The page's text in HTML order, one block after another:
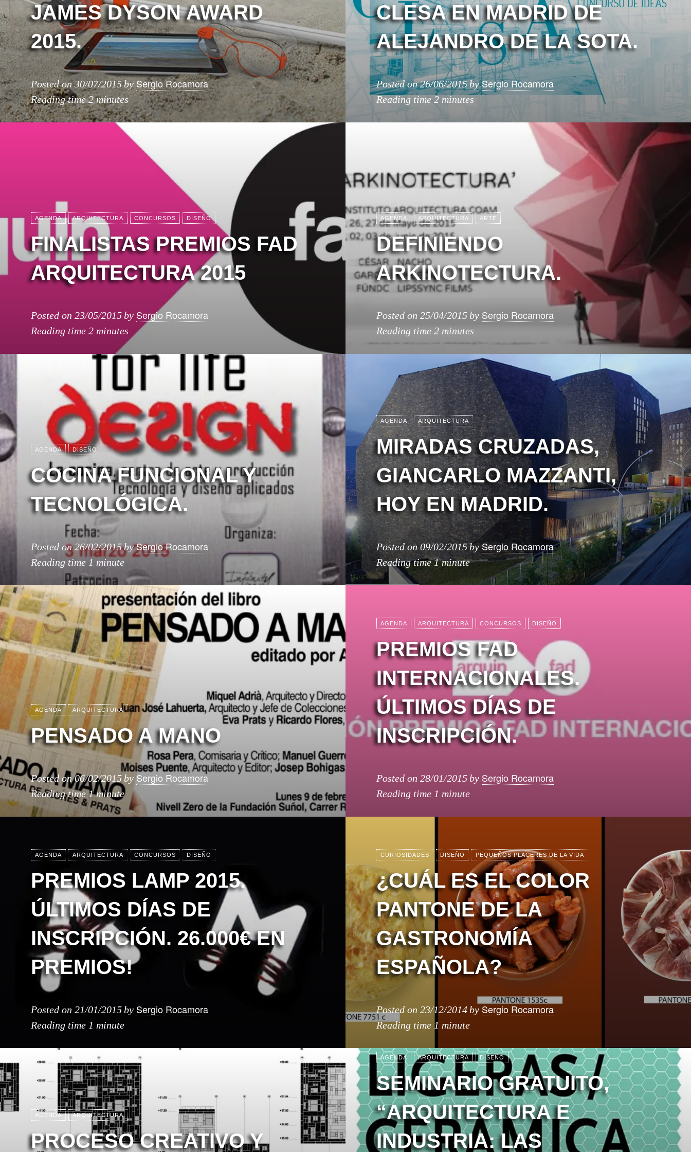
JAMES DYSON AWARD
2015.
Posted on30/07/2015 bySergio Rocamora
Reading time2 minutes
CLESA EN MADRID DE
ALEJANDRO DE LA SOTA.
Posted on26/06/2015 bySergio Rocamora
Reading time 2 minutes
AGENDA ARQUITECTURA CONCURSOS DISEÑO
FINALISTAS PREMIOS FAD
ARQUITECTURA 2015
Posted on 23/05/2015by Sergio Rocamora
Reading time 2 minutes
AGENDA ARQUITECTURA ARTE
DEFINIENDO
ARKINOTECTURA.
Posted on 25/04/2015 by Sergio Rocamora
Reading time 2 minutes
AGENDA DISEÑO
COCINA FUNCIONAL Y
TECNOLÓGICA.
Posted on26/02/2015bySergio Rocamora
Reading time 1 minute
AGENDA ARQUITECTURA
MIRADAS CRUZADAS,
GIANCARLO MAZZANTI,
HOY EN MADRID.
Posted on 09/02/2015bySergio Rocamora
Reading time1 minute
AGENDA ARQUITECTURA
PENSADO A MANO
Posted on06/02/2015 by Sergio Rocamora
Reading time1 minute
AGENDA ARQUITECTURA CONCURSOS DISEÑO
PREMIOS FAD
INTERNACIONALES.
ÚLTIMOS DÍAS DE
INSCRIPCIÓN.
Posted on 28/01/2015 by Sergio Rocamora
Reading time 1 minute
AGENDA ARQUITECTURA CONCURSOS DISEÑO
PREMIOS LAMP 2015.
ÚLTIMOS DÍAS DE
INSCRIPCIÓN. 26.000€ EN
PREMIOS!
Posted on 21/01/2015by Sergio Rocamora
Reading time 1 minute
CURIOSIDADES DISEÑO PEQUEÑOS PLACERES DE LA VIDA
¿CUÁL ES EL COLOR
PANTONE DE LA
GASTRONOMÍA
ESPAÑOLA?
Posted on 23/12/2014by Sergio Rocamora
Reading time 1 minute
AGENDA ARQUITECTURA
PROCESO CREATIVO Y
AGENDA ARQUITECTURA DISEÑO
SEMINARIO GRATUITO,
“ARQUITECTURA E
INDUSTRIA: LAS